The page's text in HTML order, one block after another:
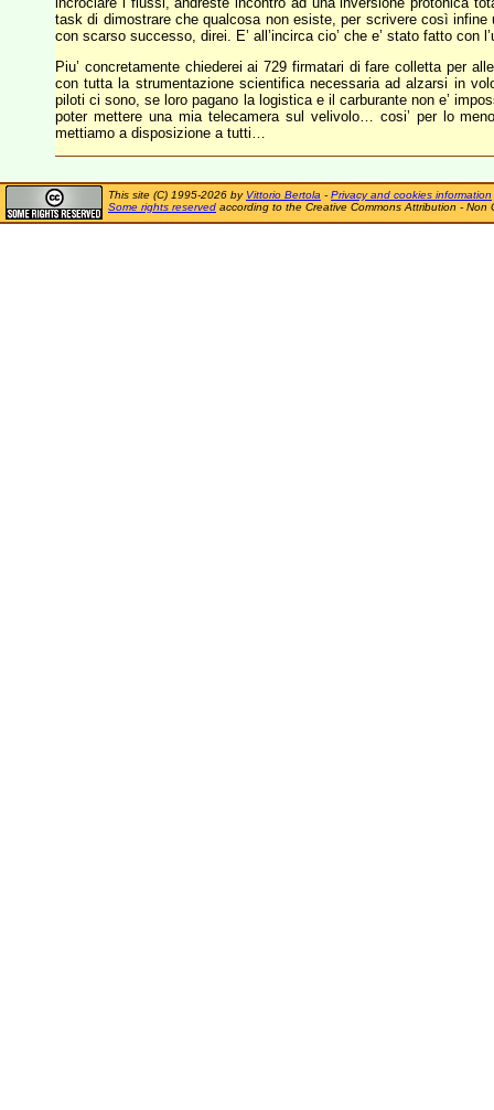
task di dimostrare che qualcosa non esiste, per scrivere così
con scarso successo, direi. E’ all’incirca cio’ che e’ stato fatto con
Piu’ concretamente chiederei ai 729 firmatari di fare colletta per
con tutta la strumentazione scientifica necessaria ad alzarsi in
piloti ci sono, se loro pagano la logistica e il carburante non e’
poter mettere una mia telecamera sul velivolo… cosi’ per lo
mettiamo a disposizione a tutti…
This site (C) 1995-2026 by Vittorio Bertola - Privacy and cookies information
Some rights reserved according to the Creative Commons Attribution - Non